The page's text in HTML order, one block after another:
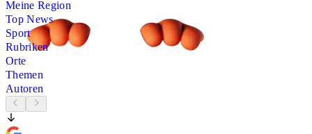
Meine Region
Top News
Sport
Rubriken
Orte
Themen
Autoren